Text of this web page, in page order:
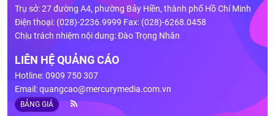
Trụ sở: 27 đường A4, phường Bảy Hiền, thành phố Hồ Chí Minh
Điện thoại: (028)-2236.9999 Fax: (028)-6268.0458
Chịu trách nhiệm nội dung: Đào Trọng Nhân
LIÊN HỆ QUẢNG CÁO
Hotline: 0909 750 307
Email:quangcao@mercurymedia.com.vn
BẢNG GIÁ